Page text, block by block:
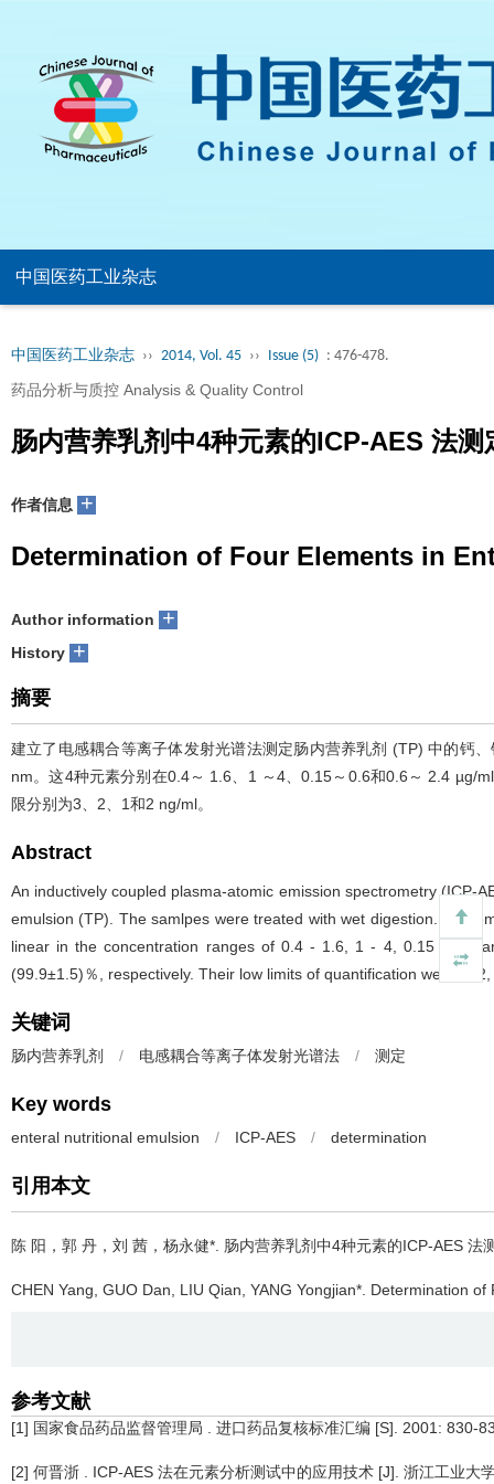
中国医药工业杂志
中国医药工业杂志 ›› 2014, Vol. 45 ›› Issue (5) : 476-478.
药品分析与质控 Analysis & Quality Control
肠内营养乳剂中4种元素的ICP-AES 法测
作者信息 +
Determination of Four Elements in
Author information +
History +
摘要
建立了电感耦合等离子体发射光谱法测定肠内营养乳剂 (TP) 中的钙
nm。这4种元素分别在0.4～ 1.6、1 ～4、0.15～0.6和0.6～ 2.4 µg/
限分别为3、2、1和2 ng/ml。
Abstract
An inductively coupled plasma-atomic emission spectrometry (ICP-
emulsion (TP). The samlpes were treated with wet digestion. The
linear in the concentration ranges of 0.4 - 1.6, 1 - 4, 0.15 - 0.6
(99.9±1.5)％, respectively. Their low limits of quantification were 3,
关键词
肠内营养乳剂 / 电感耦合等离子体发射光谱法 / 测定
Key words
enteral nutritional emulsion / ICP-AES / determination
引用本文
陈 阳，郭 丹，刘 茜，杨永健*. 肠内营养乳剂中4种元素的ICP-AES 法
CHEN Yang, GUO Dan, LIU Qian, YANG Yongjian*. Determination of
参考文献
[1] 国家食品药品监督管理局 . 进口药品复核标准汇编 [S]. 2001: 830-
[2] 何晋浙 . ICP-AES 法在元素分析测试中的应用技术 [J]. 浙江工业大